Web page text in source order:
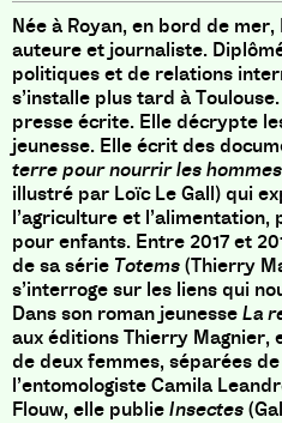
Née à Royan, en bord de
auteure et journaliste.
politiques et de relations
s’installe plus tard à
presse écrite. Elle décrypte
jeunesse. Elle écrit des
terre pour nourrir les hommes
illustré par Loïc Le Gall) qui
l’agriculture et
pour enfants. Entre 2017 et
de sa série Totems(Thierry
s’interroge sur les liens qui
Dans son roman jeunesseLa
aux éditions Thierry Magnier,
de deux femmes, séparées
l’entomologiste Camila
Flouw, elle publieInsectes